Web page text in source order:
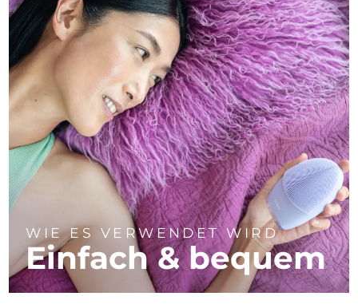
WIE ES VERWENDET WIRD
Einfach & bequem